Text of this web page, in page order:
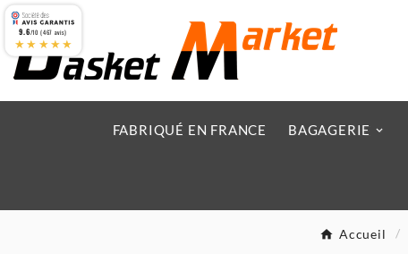
FABRIQUÉ EN FRANCE BAGAGERIE
Accueil
9.6/10 (467 avis)
★★★★★